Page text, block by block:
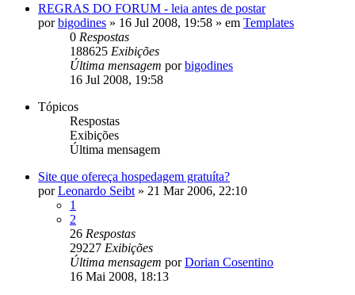
REGRAS DO FORUM - leia antes de postar
porbigodines » 16 Jul 2008, 19:58 » em Templates
0 Respostas
188625 Exibições
Última mensagem porbigodines
16 Jul 2008, 19:58
Tópicos
Respostas
Exibições
Última mensagem
Site que ofereça hospedagem gratuíta?
porLeonardo Seibt » 21 Mar 2006, 22:10
1
2
26 Respostas
29227 Exibições
Última mensagem porDorian Cosentino
16 Mai 2008, 18:13